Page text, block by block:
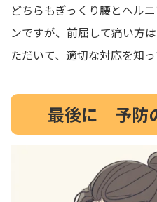
どちらもぎっくり腰とヘル
ンですが、前屈して痛い方
ただいて、適切な対応を知
最後に 予防